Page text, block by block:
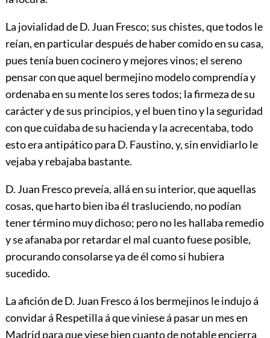
La jovialidad de D. Juan Fresco; sus chistes, que todos le
reían, en particular después de haber comido en su casa,
pues tenía buen cocinero y mejores vinos; el sereno
pensar con que aquel bermejino modelo comprendía y
ordenaba en su mente los seres todos; la firmeza de su
carácter y de sus principios, y el buen tino y la seguridad
con que cuidaba de su hacienda y la acrecentaba, todo
esto era antipático para D. Faustino, y, sin envidiarlo le
vejaba y rebajaba bastante.
D. Juan Fresco preveía, allá en su interior, que aquellas
cosas, que harto bien iba él trasluciendo, no podían
tener término muy dichoso; pero no les hallaba remedio
y se afanaba por retardar el mal cuanto fuese posible,
procurando consolarse ya de él como si hubiera
sucedido.
La afición de D. Juan Fresco á los bermejinos le indujo á
convidar á Respetilla á que viniese á pasarun mes en
Madrid para que viese bien cuanto de notable encierra